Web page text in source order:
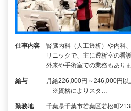
仕事内容
腎臓内科（人工透析）や内科
リニックで、主に透析室の看
外来や手術室での業務もあり
給与
月給226,000円～246,000円以
※資格によりスタ…
勤務地
千葉県千葉市若葉区若松町